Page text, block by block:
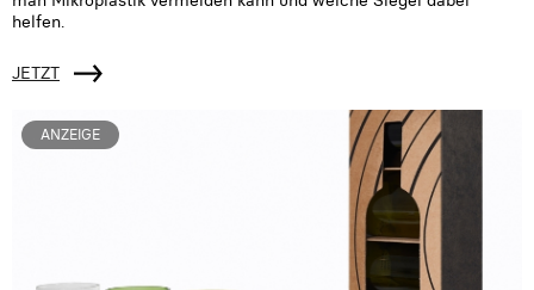
helfen.
JETZT
ANZEIGE